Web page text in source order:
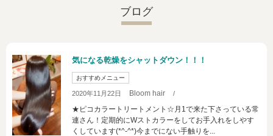
ブログ
気になる乾燥をシャットダウン！！！
おすすめメニュー
2020年11月22日 Bloom hair /
★ピコカラートリートメント☆月1で来た下さっている常
連さん！定期的にWストカラーをしてお手入れをしやす
くしています(*^-^*)今までにない手触りを...